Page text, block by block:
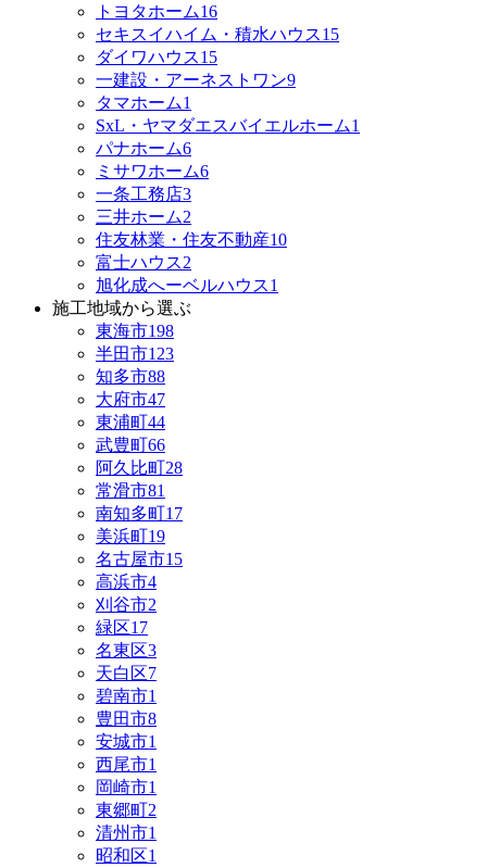
トヨタホーム16
セキスイハイム・積水ハウス15
ダイワハウス15
一建設・アーネストワン9
タマホーム1
SxL・ヤマダエスバイエルホーム1
パナホーム6
ミサワホーム6
一条工務店3
三井ホーム2
住友林業・住友不動産10
富士ハウス2
旭化成へーベルハウス1
施工地域から選ぶ
東海市198
半田市123
知多市88
大府市47
東浦町44
武豊町66
阿久比町28
常滑市81
南知多町17
美浜町19
名古屋市15
高浜市4
刈谷市2
緑区17
名東区3
天白区7
碧南市1
豊田市8
安城市1
西尾市1
岡崎市1
東郷町2
清州市1
昭和区1